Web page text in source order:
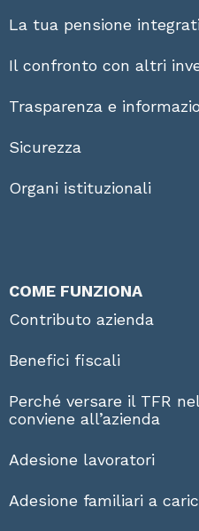
La tua pensione
Il confronto con altri
Trasparenza e
Sicurezza
Organi istituzionali
COME FUNZIONA
Contributo azienda
Benefici fiscali
Perché versare il TFR
conviene all’azienda
Adesione lavoratori
Adesione familiari a